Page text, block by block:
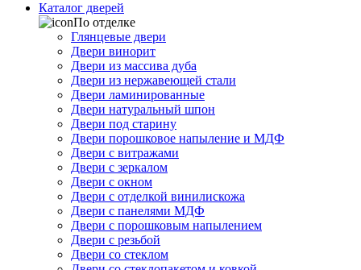
Каталог дверей
По отделке
Глянцевые двери
Двери винорит
Двери из массива дуба
Двери из нержавеющей стали
Двери ламинированные
Двери натуральный шпон
Двери под старину
Двери порошковое напыление и МДФ
Двери с витражами
Двери с зеркалом
Двери с окном
Двери с отделкой винилискожа
Двери с панелями МДФ
Двери с порошковым напылением
Двери с резьбой
Двери со стеклом